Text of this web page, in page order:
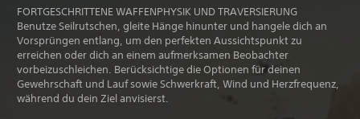
FORTGESCHRITTENE WAFFENPHYSIK UND TRAVERSIERUNG
Benutze Seilrutschen, gleite Hänge hinunter und hangele dich an
Vorsprüngen entlang, um den perfekten Aussichtspunkt zu
erreichen oder dich an einem aufmerksamen Beobachter
vorbeizuschleichen. Berücksichtige die Optionen für deinen
Gewehrschaft und Lauf sowie Schwerkraft, Wind und Herzfrequenz,
während du dein Ziel anvisierst.